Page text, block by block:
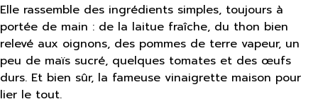
Elle rassemble des ingrédients simples, toujours à
portée de main : de la laitue fraîche, du thon bien
relevé aux oignons, des pommes de terre vapeur, un
peu de maïs sucré, quelques tomates et des œufs
durs. Et bien sûr, la fameuse vinaigrette maison pour
lier le tout.